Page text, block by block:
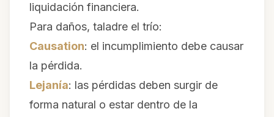
liquidación financiera.
Para daños, taladre el trío:
Causation: el incumplimiento debe causar
la pérdida.
Lejanía: las pérdidas deben surgir de
forma natural o estar dentro de la